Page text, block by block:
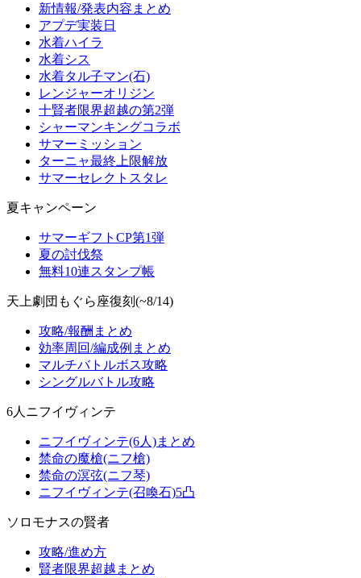
新情報/発表内容まとめ
アプデ実装日
水着ハイラ
水着シス
水着タル子マン(石)
レンジャーオリジン
十賢者限界超越の第2弾
シャーマンキングコラボ
サマーミッション
ターニャ最終上限解放
サマーセレクトスタレ
夏キャンペーン
サマーギフトCP第1弾
夏の討伐祭
無料10連スタンプ帳
天上劇団もぐら座復刻(~8/14)
攻略/報酬まとめ
効率周回/編成例まとめ
マルチバトルボス攻略
シングルバトル攻略
6人ニフイヴィンテ
ニフイヴィンテ(6人)まとめ
禁命の魔槍(ニフ槍)
禁命の溟弦(ニフ琴)
ニフイヴィンテ(召喚石)5凸
ソロモナスの賢者
攻略/進め方
賢者限界超越まとめ